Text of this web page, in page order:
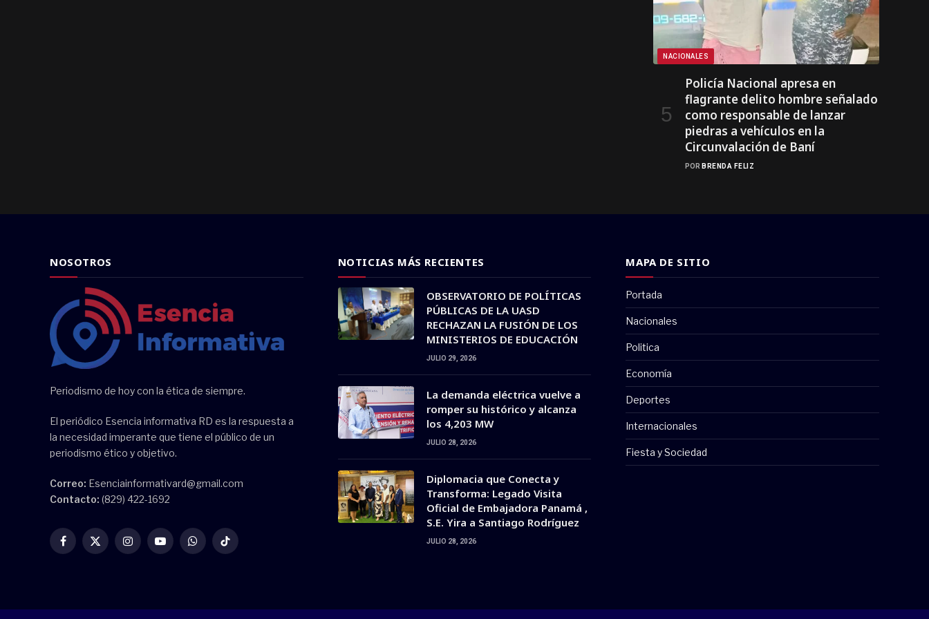
NACIONALES
Policía Nacional apresa en
flagrante delito hombre señalado
como responsable de lanzar
piedras a vehículos en la
Circunvalación de Baní
POR BRENDA FELIZ
NOSOTROS
Periodismo de hoy con la ética de siempre.
El periódico Esencia informativa RD es la respuesta a
la necesidad imperante que tiene el público de un
periodismo ético y objetivo.
Correo: Esenciainformativard@gmail.com
Contacto: (829) 422-1692
Facebook
X
InstagramYouTubeWhatsAppTikTok
NOTICIAS MÁS RECIENTES
OBSERVATORIO DE POLÍTICAS
PÚBLICAS DE LA UASD
RECHAZAN LA FUSIÓN DE LOS
MINISTERIOS DE EDUCACIÓN
JULIO 29, 2026
La demanda eléctrica vuelve a
romper su histórico y alcanza
los 4,203 MW
JULIO 28, 2026
Diplomacia que Conecta y
Transforma: Legado Visita
Oficial de Embajadora Panamá ,
S.E. Yira a Santiago Rodríguez
JULIO 28, 2026
MAPA DE SITIO
Portada
Nacionales
Politica
Economía
Deportes
Internacionales
Fiesta y Sociedad